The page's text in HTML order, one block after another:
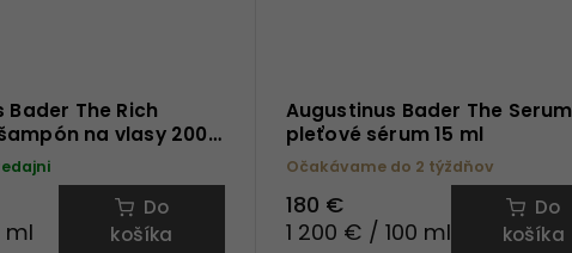
Bader The Rich
na vlasy 200
ml
Do
košíka
Augustinus Bader The Serum
pleťové sérum 15 ml
Očakávame do 2 týždňov
180 €
1 200 € / 100 ml
Do
košíka